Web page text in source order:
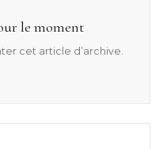
le moment
cet article d’archive.